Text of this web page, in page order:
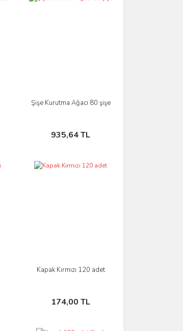
Şişe Kurutma Ağacı 80 şişe
935,64 TL
İncele
Sepete Ekle
Kapak Kırmızı 120 adet
174,00 TL
İncele
Sepete Ekle